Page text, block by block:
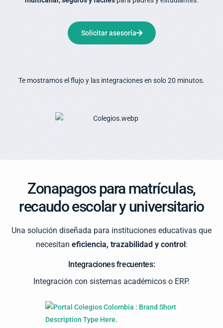
Solicitar asesoría
Te mostramos el flujo y las integraciones en solo 20 minutos.
Zonapagos para matrículas,
recaudo escolar y universitario
Una solución diseñada para instituciones educativas que
necesitan eficiencia, trazabilidad y control:
Integraciones frecuentes:
Integración con sistemas académicos o ERP.